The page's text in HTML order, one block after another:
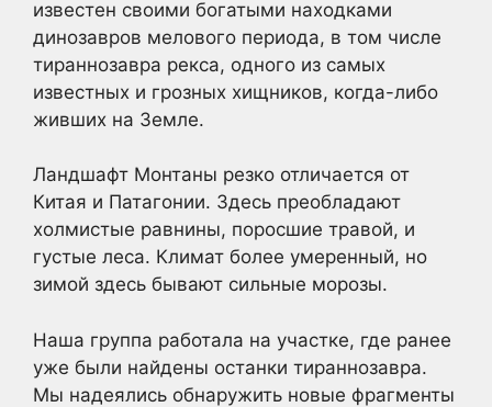
известен своими богатыми находками
динозавров мелового периода, в том числе
тираннозавра рекса, одного из самых
известных и грозных хищников, когда-либо
живших на Земле.
Ландшафт Монтаны резко отличается от
Китая и Патагонии. Здесь преобладают
холмистые равнины, поросшие травой, и
густые леса. Климат более умеренный, но
зимой здесь бывают сильные морозы.
Наша группа работала на участке, где ранее
уже были найдены останки тираннозавра.
Мы надеялись обнаружить новые фрагменты